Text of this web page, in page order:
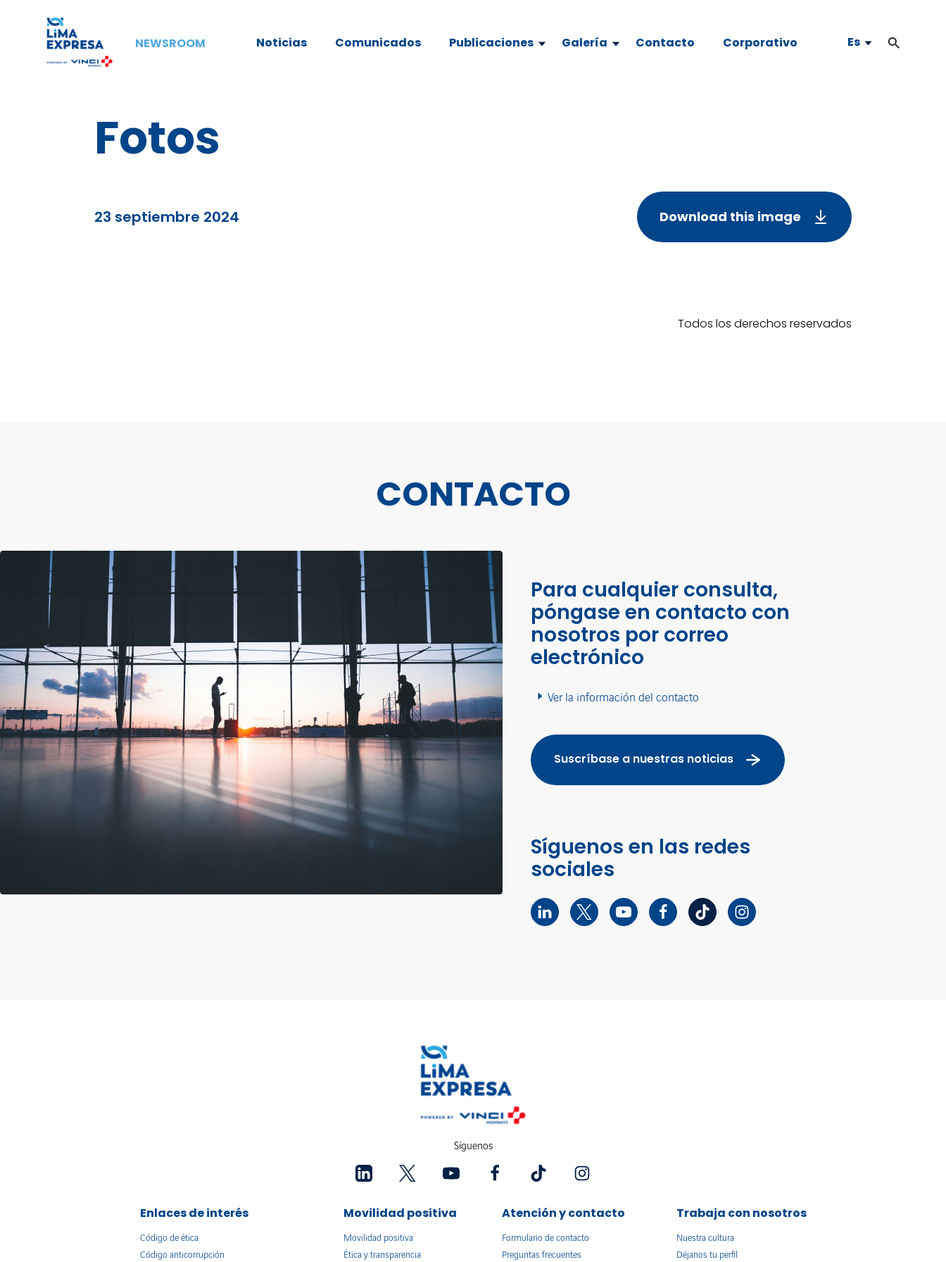
NEWSROOM Noticias Comunicados Publicaciones Galería Contacto Corporativo Es
Fotos
23 septiembre 2024 Download this image
Todos los derechos reservados
CONTACTO
Para cualquier consulta,
póngase en contacto con
nosotros por correo
electrónico
Ver la información del contacto
Suscríbase a nuestras noticias
Síguenos en las redes
sociales
Síguenos
Enlaces de interés
Código de ética
Código anticorrupción
Movilidad positiva
Movilidad positiva
Ética y transparencia
Atención y contacto
Formulario de contacto
Preguntas frecuentes
Trabaja con nosotros
Nuestra cultura
Déjanos tu perfil